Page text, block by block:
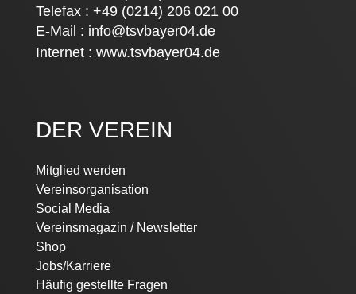
Telefax : +49 (0214) 206 021 00
E-Mail : info@tsvbayer04.de
Internet : www.tsvbayer04.de
DER VEREIN
Navigation
überspringen
Mitglied werden
Vereinsorganisation
Social Media
Vereinsmagazin / Newsletter
Shop
Jobs/Karriere
Häufig gestellte Fragen